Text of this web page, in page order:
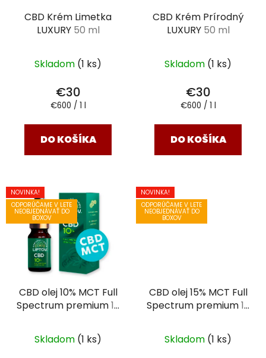
CBD Krém Limetka
LUXURY 50 ml
Skladom (1 ks)
€30
Jednotková
€600 / 1 l
DO KOŠÍKA
CBD Krém Prírodný
LUXURY 50 ml
Skladom (1 ks)
€30
Jednotková
€600 / 1 l
DO KOŠÍKA
NOVINKA!
ODPORÚČAME V LETE
NEOBJEDNÁVAŤ DO
BOXOV
CBD olej 10% MCT Full
Spectrum premium10
Skladom (1 ks)
NOVINKA!
ODPORÚČAME V LETE
NEOBJEDNÁVAŤ DO
BOXOV
CBD olej 15% MCT Full
Spectrum premium10
Skladom (1 ks)